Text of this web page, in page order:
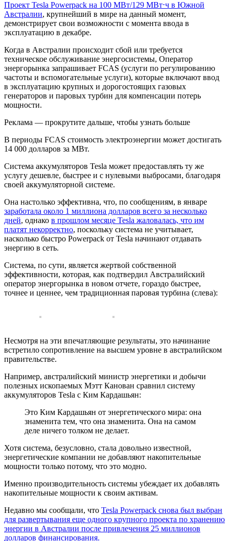
Проект Tesla Powerpack на 100 МВт/129 МВт⋅ч в Южной
Австралии, крупнейший в мире на данный момент,
демонстрирует свои возможности с момента ввода в
эксплуатацию в декабре.
Когда в Австралии происходит сбой или требуется
техническое обслуживание энергосистемы, Оператор
энергорынка запрашивает FCAS (услуги по регулированию
частоты и вспомогательные услуги), которые включают ввод
в эксплуатацию крупных и дорогостоящих газовых
генераторов и паровых турбин для компенсации потерь
мощности.
Реклама — прокрутите дальше, чтобы узнать больше
В периоды FCAS стоимость электроэнергии может достигать
14 000 долларов за МВт.
Система аккумуляторов Tesla может предоставлять ту же
услугу дешевле, быстрее и с нулевыми выбросами, благодаря
своей аккумуляторной системе.
Она настолько эффективна, что, по сообщениям, в январе
заработала около 1 миллиона долларов всего за несколько
дней, однако в прошлом месяце Tesla жаловалась, что им
платят некорректно, поскольку система не учитывает,
насколько быстро Powerpack от Tesla начинают отдавать
энергию в сеть.
Система, по сути, является жертвой собственной
эффективности, которая, как подтвердил Австралийский
оператор энергорынка в новом отчете, гораздо быстрее,
точнее и ценнее, чем традиционная паровая турбина (слева):
Несмотря на эти впечатляющие результаты, это начинание
встретило сопротивление на высшем уровне в австралийском
правительстве.
Например, австралийский министр энергетики и добычи
полезных ископаемых Мэтт Канован сравнил систему
аккумуляторов Tesla с Ким Кардашьян:
Это Ким Кардашьян от энергетического мира: она
знаменита тем, что она знаменита. Она на самом
деле ничего толком не делает.
Хотя система, безусловно, стала довольно известной,
энергетические компании не добавляют накопительные
мощности только потому, что это модно.
Именно производительность системы убеждает их добавлять
накопительные мощности к своим активам.
Недавно мы сообщали, что Tesla Powerpack снова был выбран
для развертывания еще одного крупного проекта по хранению
энергии в Австралии после привлечения 25 миллионов
долларов финансирования.